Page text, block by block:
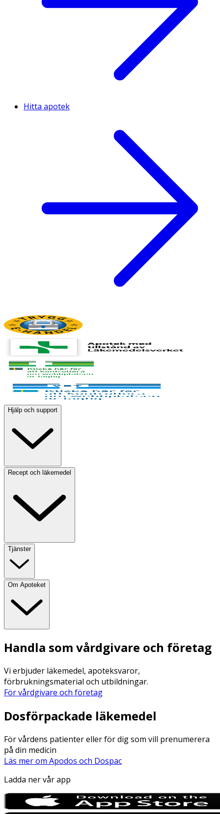
Hitta apotek
Hjälp och support
Recept och läkemedel
Tjänster
Om Apoteket
Handla som vårdgivare och företag
Vi erbjuder läkemedel, apoteksvaror,
förbrukningsmaterial och utbildningar.
För vårdgivare och företag
Dosförpackade läkemedel
För vårdens patienter eller för dig som vill prenumerera
på din medicin
Läs mer om Apodos och Dospac
Ladda ner vår app